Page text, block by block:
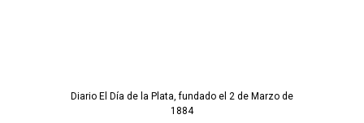
Diario El Día de la Plata, fundado el 2 de Marzo de
1884